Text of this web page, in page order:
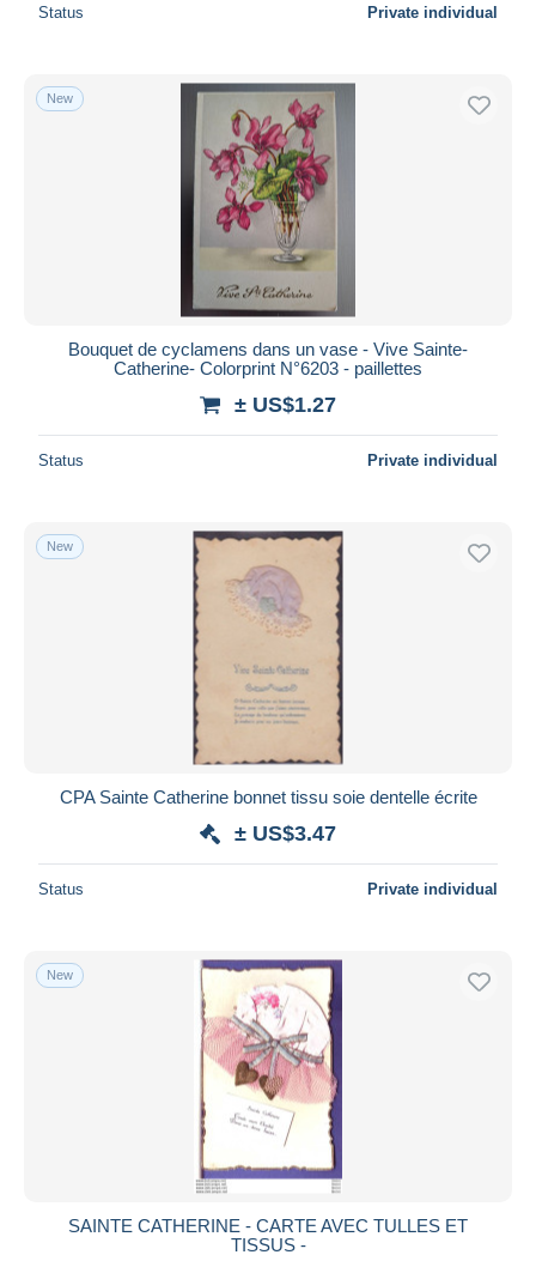
Status Private individual
New
Bouquet de cyclamens dans un vase - Vive Sainte-
Catherine- Colorprint N°6203 - paillettes
± US$1.27
Status Private individual
New
CPA Sainte Catherine bonnet tissu soie dentelle écrite
± US$3.47
Status Private individual
New
SAINTE CATHERINE - CARTE AVEC TULLES ET
TISSUS -